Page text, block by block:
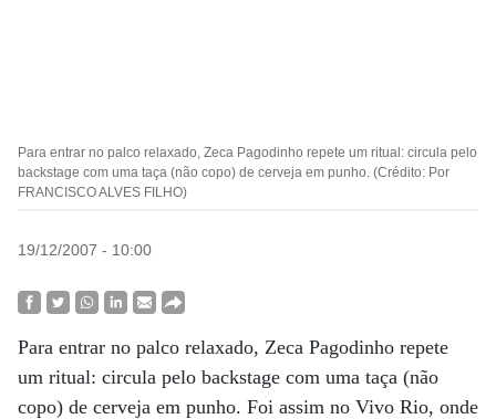
Para entrar no palco relaxado, Zeca Pagodinho repete um ritual: circula pelo
backstage com uma taça (não copo) de cerveja em punho. (Crédito: Por
FRANCISCO ALVES FILHO)
19/12/2007 - 10:00
Para entrar no palco relaxado, Zeca Pagodinho repete
um ritual: circula pelo backstage com uma taça (não
copo) de cerveja em punho. Foi assim no Vivo Rio, onde